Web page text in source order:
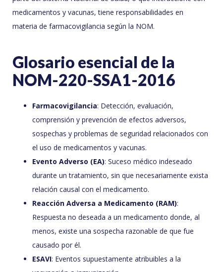
medicamentos y vacunas, tiene responsabilidades en
materia de farmacovigilancia según la NOM.
Glosario esencial de la
NOM-220-SSA1-2016
Farmacovigilancia: Detección, evaluación,
comprensión y prevención de efectos adversos,
sospechas y problemas de seguridad relacionados con
el uso de medicamentos y vacunas.
Evento Adverso (EA): Suceso médico indeseado
durante un tratamiento, sin que necesariamente exista
relación causal con el medicamento.
Reacción Adversa a Medicamento (RAM):
Respuesta no deseada a un medicamento donde, al
menos, existe una sospecha razonable de que fue
causado por él.
ESAVI: Eventos supuestamente atribuibles a la